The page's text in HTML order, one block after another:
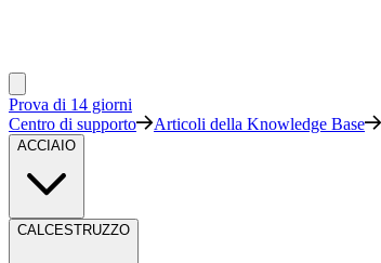
Prova di 14 giorni
Centro di supporto
Articoli della Knowledge Base
ACCIAIO
CALCESTRUZZO